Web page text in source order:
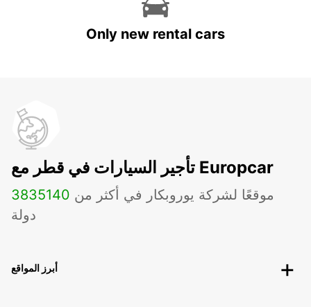
Only new rental cars
تأجير السيارات في قطر مع Europcar
3835 موقعًا لشركة يوروبكار في أكثر من 140
دولة
أبرز المواقع